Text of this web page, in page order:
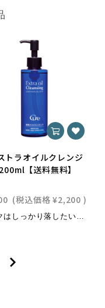
トラオイルクレンジ
【送料無料】
(税込価格 ¥2,200 )
メイクはしっかり落したい、でもオイルクレンジングは肌の乾燥が気になるという方に、「Extra Oil Cleansing （エクストラオイルクレンジング）」は酵素が毛穴や角質のすき間に入り込んだメイクを角栓や古い角質とともに細かく分解し、オイルにさらっとなじませ落としやすくしてくれます。また、肌の油分を取りすぎず、使用後の肌の乾燥を抑えてくれます。美肌酵素・保湿成分・美容成分配合で使用後のお肌の乾燥を防ぎます。●酵素*¹が毛穴や古い角質に入り込んだメイクを浮かせ、さっとオイルとなじませる、肌に負担の少ないオイルクレンジングです。●肌の油分を取りすぎず、使用後のお肌の乾燥を抑えます。●美肌酵素*¹・保湿成分*²・美容成分*³配合●ぬれた手や顔、お風呂でも使えます。●６つのフリー 香料・着色料・鉱物油・アルコール・パラベン・石油系界面活性剤不使用●独自の酵素安定化製法*¹ プロテアーゼ（洗浄成分）*² オリーブ果実油・スクワラン・ホホバ種子油・シア脂・ハチミツ・ヒアルロン酸Na・セラミドNG・サクシノイルアテロコラーゲン*³ カンゾウ根エキス・ワイルドタイムエキス・モモ葉エキス・ヒメ フウロエキス・ノイバラ果実エキス・スーパーオキシドジスムターゼ【使用方法】●適量（3プッシュ程度）を手にとり、メイクによくなじませたあと、さらに少量の水またはぬるま湯を加え、しっかりとなじませてから、水またはぬるま湯で十分に洗い流してください。顔や手がぬれていても使えますが、非常にぬれている洗髪後等は軽くお肌の水気をきってからご使用ください。ご使用後は洗顔料等での洗顔をおすすめします。【内容量】 200ml 【原材料】パルミチン酸エチルヘキシル、エチルヘキサン酸セチル、トリイソステアリン酸PEG-20グリセリル、ポリソルベート85、テトラオレイン酸ソルベス-30、イソノナン酸イソノニル、イソステアリン酸PG、プロテアーゼ、オリーブ果実油、スクワラン、ホホバ種子油、シア脂、ハチミツ、ヒアルロン酸Na、ムクロジエキス、セラミドNG、キラヤ樹皮エキス、カンゾウ根エキス、ワイルドタイムエキス、モモ葉エキス、ヒメフウロエキス、ノイバラ果実エキス、スーパーオキシドジスムターゼ、サクシノイルアテロコラーゲン、ベルガモット果実油、ラベンダー油、セイヨウアカマツ葉油、ニオイヒバ葉油、アトラスシーダー樹皮油、水、イソペンチルジオール、グリセリン、PG、BHT、塩化Na、PPG-4セテス-20、BG、DPG ■定期購入のご案内■ 【定期サイクル】45日 【定期購入に関するご案内はコチラ】